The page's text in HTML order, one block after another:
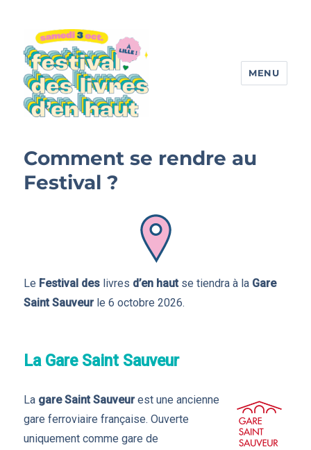
MENU
Comment se rendre au
Festival ?
Le Festival des livres d’en haut se tiendra à la Gare
Saint Sauveurle 6 octobre 2026.
La Gare Saint Sauveur
La gare Saint Sauveurest une ancienne
gare ferroviaire française. Ouverte
uniquement comme gare de